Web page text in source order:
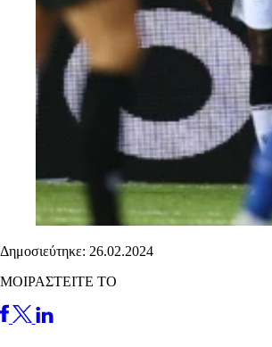
Δημοσιεύτηκε: 26.02.2024
ΜΟΙΡΑΣΤΕΙΤΕ ΤΟ